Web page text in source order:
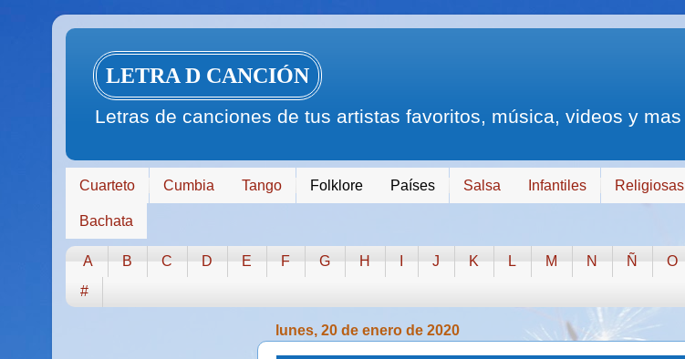
LETRA D CANCIÓN
Letras de canciones de tus artistas favoritos, música, videos y mas
Cuarteto Cumbia Tango Folklore Países Salsa Infantiles Religiosas
Bachata
A B C D E F G H J K L M N Ñ O
#
lunes, 20 de enero de 2020